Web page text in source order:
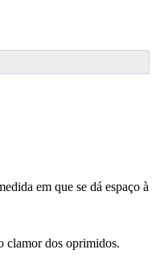
em que se dá espaço à
clamor dos oprimidos.